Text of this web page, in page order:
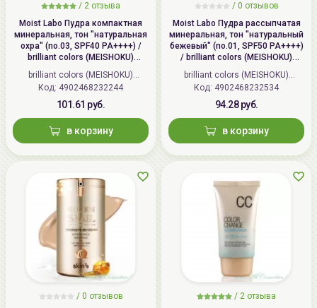
/ 2 отзыва
Moist Labo Пудра компактная
минеральная, тон "натуральная
охра" (no.03, SPF40 PA++++) /
brilliant colors (MEISHOKU)
MOISTO-LABO BB MINERAL
POWDER
brilliant colors (MEISHOKU)
(Япония)
Код: 4902468232244
101.61 руб.
в корзину
/ 0 отзывов
Moist Labo Пудра рассыпчатая
минеральная, тон "натуральный
бежевый" (no.01, SPF50 PA++++)
/ brilliant colors (MEISHOKU)
MOISTO-LABO BB MINERAL
FOUNDATION
brilliant colors (MEISHOKU)
(Япония)
Код: 4902468232534
94.28 руб.
в корзину
/ 0 отзывов
/ 2 отзыва